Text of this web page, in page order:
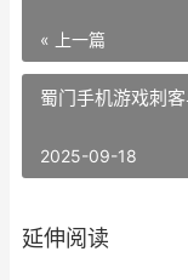
« 上一篇
蜀门手机游戏刺
2025-09-18
延伸阅读